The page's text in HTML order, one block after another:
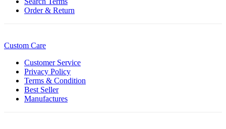
Order & Return
Custom Care
Customer Service
Privacy Policy
Terms & Condition
Best Seller
Manufactures